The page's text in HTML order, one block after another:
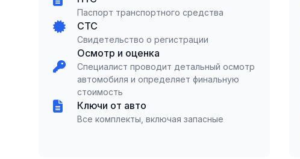
Паспорт транспортного средства
СТС
Свидетельство о регистрации
Осмотр и оценка
Специалист проводит детальный осмотр
автомобиля и определяет финальную
стоимость
Ключи от авто
Все комплекты, включая запасные